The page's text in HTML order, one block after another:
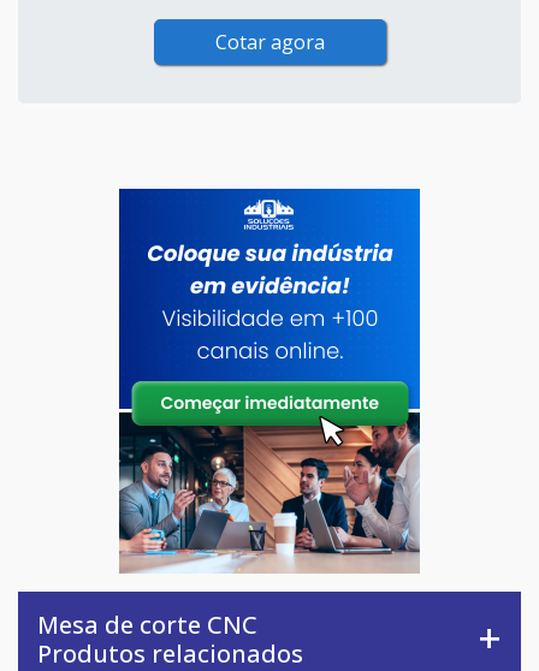
Cotar agora
Mesa de corte CNC
Produtos relacionados